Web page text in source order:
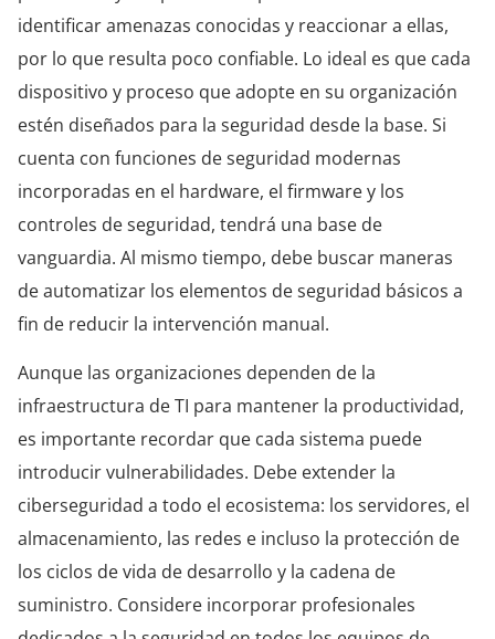
identificar amenazas conocidas y reaccionar a ellas,
por lo que resulta poco confiable. Lo ideal es que cada
dispositivo y proceso que adopte en su organización
estén diseñados para la seguridad desde la base. Si
cuenta con funciones de seguridad modernas
incorporadas en el hardware, el firmware y los
controles de seguridad, tendrá una base de
vanguardia. Al mismo tiempo, debe buscar maneras
de automatizar los elementos de seguridad básicos a
fin de reducir la intervención manual.
Aunque las organizaciones dependen de la
infraestructura de TI para mantener la productividad,
es importante recordar que cada sistema puede
introducir vulnerabilidades. Debe extender la
ciberseguridad a todo el ecosistema: los servidores, el
almacenamiento, las redes e incluso la protección de
los ciclos de vida de desarrollo y la cadena de
suministro. Considere incorporar profesionales